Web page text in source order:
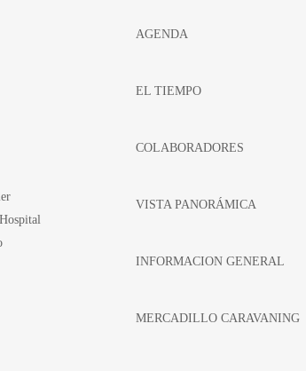
AGENDA
EL TIEMPO
COLABORADORES
VISTA PANORÁMICA
INFORMACION GENERAL
MERCADILLO CARAVANING